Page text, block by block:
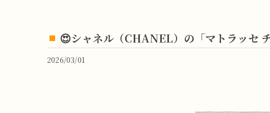
😍シャネル（CHANEL）の「マトラッセ
2026/03/01